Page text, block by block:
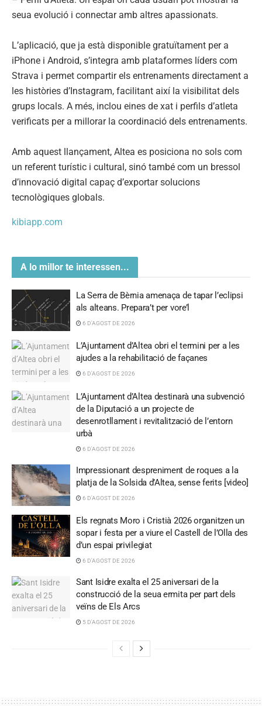
seua evolució i connectar amb altres apassionats.
L’aplicació, que ja està disponible gratuïtament per a
iPhone i Android, s’integra amb plataformes líders com
Strava i permet compartir els entrenaments directament a
les històries d’Instagram, facilitant així la visibilitat dels
grups locals. A més, inclou eines de xat i perfils d’atleta
verificats per a millorar la coordinació dels entrenaments.
Amb aquest llançament, Altea es posiciona no sols com
un referent turístic i cultural, sinó també com un bressol
d’innovació digital capaç d’exportar solucions
tecnològiques globals.
kibiapp.com
A lo millor te interessen...
La Serra de Bèrnia amenaça de tapar l’eclipsi
als alteans. Prepara’t per vore’l
6 D'AGOST DE 2026
L’Ajuntament d’Altea obri el termini per a les
ajudes a la rehabilitació de façanes
6 D'AGOST DE 2026
L’Ajuntament d’Altea destinarà una subvenció
de la Diputació a un projecte de
desenrotllament i revitalització de l’entorn
urbà
6 D'AGOST DE 2026
Impressionant despreniment de roques a la
platja de la Solsida d’Altea, sense ferits [video]
6 D'AGOST DE 2026
Els regnats Moro i Cristià 2026 organitzen un
sopar i festa per a viure el Castell de l’Olla des
d’un espai privilegiat
6 D'AGOST DE 2026
Sant Isidre exalta el 25 aniversari de la
construcció de la seua ermita per part dels
veïns de Els Arcs
5 D'AGOST DE 2026